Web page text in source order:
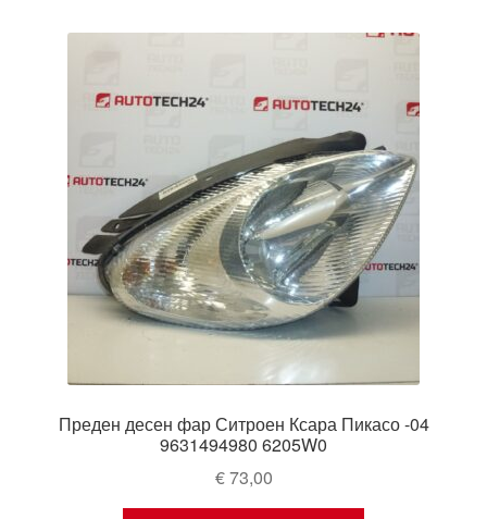
Преден десен фар Ситроен Ксара Пикасо -04
9631494980 6205W0
€73,00